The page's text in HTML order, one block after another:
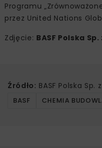
Programu
przez United Nations
Zdjęcie: BASF Polska Sp.
Źródło: BASF Polska Sp.
BASF CHEMIA